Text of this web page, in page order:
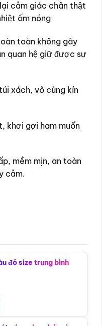
cảm giác chân thật
ấm nóng
toàn không gây
quan hệ giữ được sự
xách, vô cùng kín
khơi gợi ham muốn
mềm mịn, an toàn
cảm.
đỏ size trung bình